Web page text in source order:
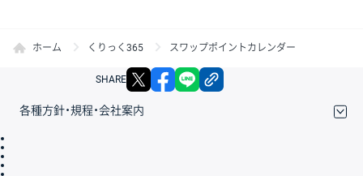
ホーム くりっく365 スワップポイントカレンダー
SHARE X facebook
各種方針・規程・会社案内